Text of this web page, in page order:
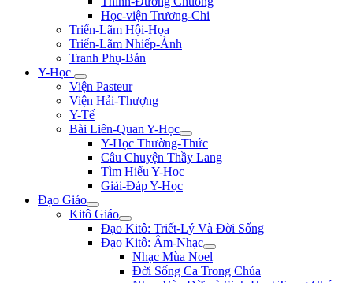
Học-viện Trương-Chi
Triển-Lãm Hội-Họa
Triển-Lãm Nhiếp-Ảnh
Tranh Phụ-Bản
Y-Học
Viện Pasteur
Viện Hải-Thượng
Y-Tế
Bài Liên-Quan Y-Học
Y-Học Thường-Thức
Câu Chuyện Thầy Lang
Tìm Hiểu Y-Hoc
Giải-Đáp Y-Học
Đạo Giáo
Kitô Giáo
Đạo Kitô: Triết-Lý Và Đời Sống
Đạo Kitô: Âm-Nhạc
Nhạc Mùa Noel
Đời Sống Ca Trong Chúa